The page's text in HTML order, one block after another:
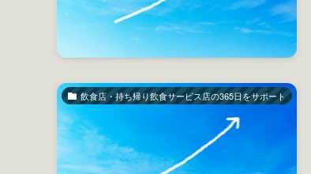
飲食店・持ち帰り飲食サービス店の365日をサポート